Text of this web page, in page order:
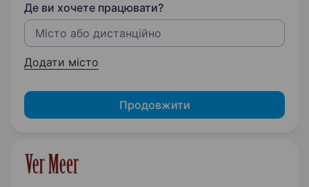
Де ви хочете працювати?
Додати місто
Продовжити